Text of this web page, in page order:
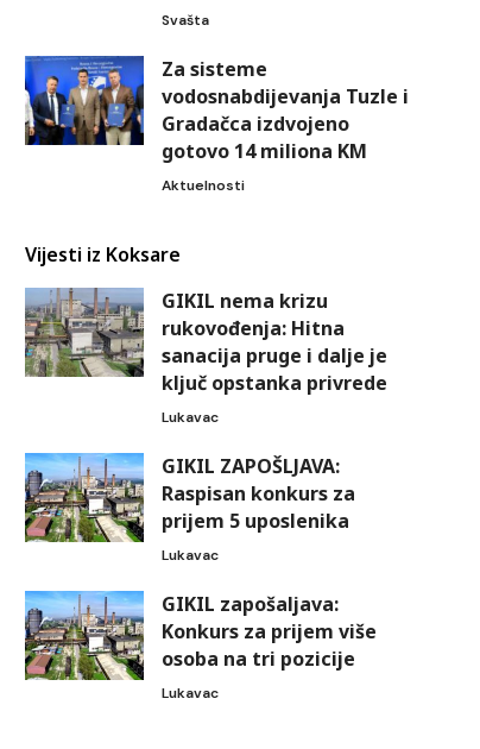
Svašta
Za sisteme
vodosnabdijevanja Tuzle i
Gradačca izdvojeno
gotovo 14 miliona KM
Aktuelnosti
Vijesti iz Koksare
GIKIL nema krizu
rukovođenja: Hitna
sanacija pruge i dalje je
ključ opstanka privrede
Lukavac
GIKIL ZAPOŠLJAVA:
Raspisan konkurs za
prijem 5 uposlenika
Lukavac
GIKIL zapošaljava:
Konkurs za prijem više
osoba na tri pozicije
Lukavac